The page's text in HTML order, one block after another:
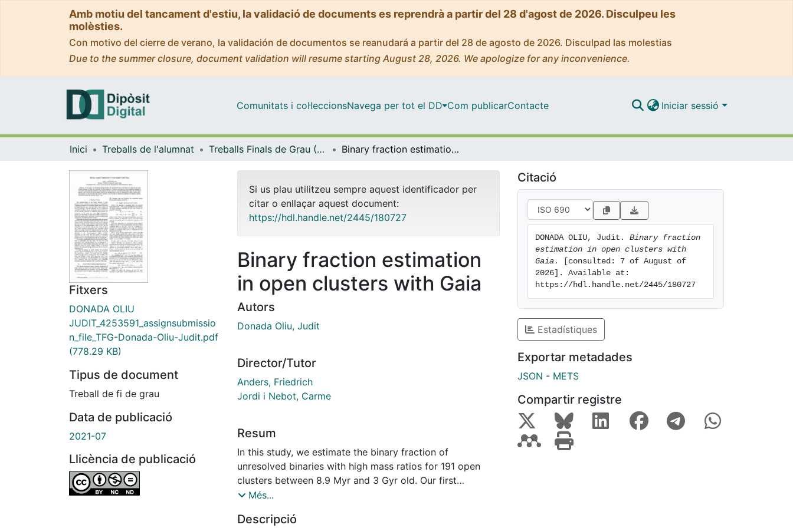
Amb motiu del tancament d'estiu, la validació de documents es reprendrà a partir del 28 d'agost de 2026. Disculpeu les
molèsties.
Con motivo del cierre de verano, la validación de documentos se reanudará a partir del 28 de agosto de 2026. Disculpad las molestias
Due to the summer closure, document validation will resume starting August 28, 2026. We apologize for any inconvenience.
Comunitats i col·leccionsNavega per tot el DD Com publicarContacte Iniciar sessió
Inici Treballs de l'alumnat Treballs Finals de Grau (TFG) - Física Binary fraction estimation in open clusters with Gaia
Fitxers
DONADA OLIU
JUDIT_4253591_assignsubmissio
n_file_TFG-Donada-Oliu-Judit.pdf
(778.29 KB)
Tipus de document
Treball de fi de grau
Data de publicació
2021-07
Llicència de publicació
Si us plau utilitzeu sempre aquest identificador per
citar o enllaçar aquest document:
https://hdl.handle.net/2445/180727
Binary fraction estimation
in open clusters with Gaia
Autors
Donada Oliu, Judit
Director/Tutor
Anders, Friedrich
Jordi i Nebot, Carme
Resum
In this study, we estimate the binary fraction of
unresolved binaries with high mass ratios for 191 open
clusters between 8.9 Myr and 3 Gyr old. Our first
approach is based on assuming the colour-magnitude
mixture of two Gaussians, associated with single stars and
Més...
Descripció
Citació
DONADA OLIU, Judit. Binary fraction
estimation in open clusters with
Gaia.
[consulted: 7 of August of
2026]. Available at:
https://hdl.handle.net/2445/180727
Estadístiques
Exportar metadades
JSON - METS
Compartir registre